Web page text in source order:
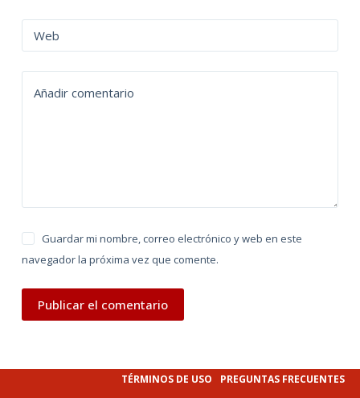
Web
Añadir comentario
Guardar mi nombre, correo electrónico y web en este
navegador la próxima vez que comente.
Publicar el comentario
a
t
TÉRMINOS DE USO PREGUNTAS FRECUENTES